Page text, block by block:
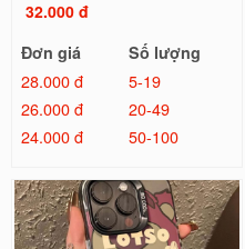
32.000 đ
Đơn giá
Số lượng
28.000 đ
5-19
26.000 đ
20-49
24.000 đ
50-100